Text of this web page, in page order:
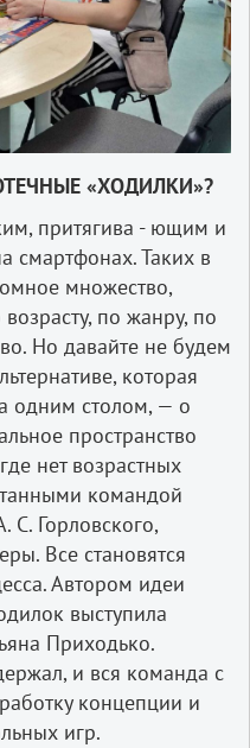
«ХОДИЛКИ»?
притягива - ющим и
смартфонах. Таких в
множество,
по жанру, по
Но давайте не будем
которая
одним столом, — о
пространство
нет возрастных
командой
С. Горловского,
Все становятся
Автором идеи
выступила
Приходько.
и вся команда с
концепции и
игр.